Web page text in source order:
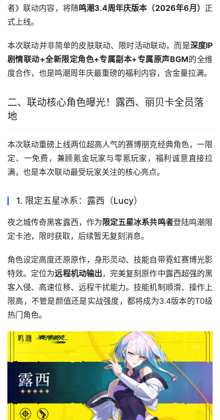
者》联动内容，将随鸣潮3.4周年庆版本（2026年6月） 正
式上线。
本次联动并非简单的皮肤联动、限时活动联动，而是深度IP
剧情联动+全新限定角色+专属副本+专属原声BGM的全维
度合作，也是鸣潮周年庆最重磅的福利内容，含金量拉满。
二、联动核心角色曝光！露西、丽贝卡全员落
地
本次联动重磅上线两位超高人气的赛博朋克经典角色，一限
定、一免费，兼顾氪金玩家与零氪玩家，福利诚意直接拉
满，也是本次联动最受玩家关注的核心亮点。
1. 限定五星冰系：露西（Lucy）
夜之城传奇黑客露西，作为 限定五星冰系共鸣者登陆鸣潮限
定卡池，限时获取，后续暂无复刻消息。
角色设定高度还原原作，身形灵动、技能自带霓虹赛博光影
特效。定位为远程机动输出，完美复刻原作中露西超强的黑
客入侵、高速位移、远程干扰能力。技能机制顺滑、操作上
限高，不管是颜值还是实战强度，都将成为3.4版本的T0级
热门角色。